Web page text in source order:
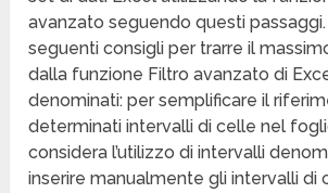
avanzato seguendo questi
seguenti consigli per trarre il
dalla funzione Filtro avanzato di
denominati: per semplificare il
determinati intervalli di celle nel
considera l’utilizzo di intervalli
inserire manualmente gli intervalli di